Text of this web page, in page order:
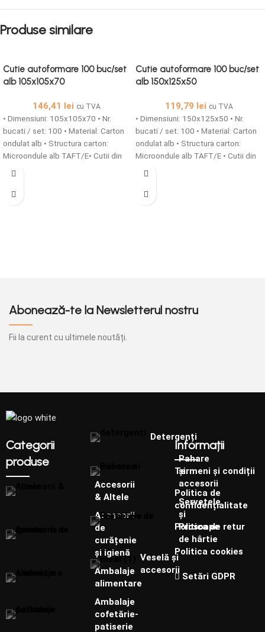
Produse similare
Cutie autoformare 100 buc/set
alb 105x105x70
146,41 lei cu TVA
• Dimensiuni: 105x105x70 • Nr.
bucati / set: 100 • Material: Carton
ondulat alb • Structura carton:
Microondule alb TAFT/E• Cutii din
carton microondule cu o grosime
personalizate sunt solutia ideala
Cutie autoformare 100 buc/set
alb 150x125x50
119,79 lei cu TVA
• Dimensiuni: 150x125x50 • Nr.
bucati / set: 100 • Material: Carton
ondulat alb • Structura carton:
Microondule alb TAFT/E • Cutii din
carton microondule cu o grosime
personalizate sunt solutia ideala
Abonează-te la Newsletterul nostru
Fii la curent cu ultimele noutăți.
Categorii
produse
Accesorii
& Altele
Accesorii
de
curățenie
și igienă
Ambalaje
alimentare
Ambalaje
cofetărie-
patiserie
Detergenți
Pahare
și
accesorii
Șervețele
și
Prosoape
de hârtie
Veselă și
accesorii
Informații
Termeni și condiții
Politica de
confidențialitate
Politica de retur
Politica cookies
Setări GDPR